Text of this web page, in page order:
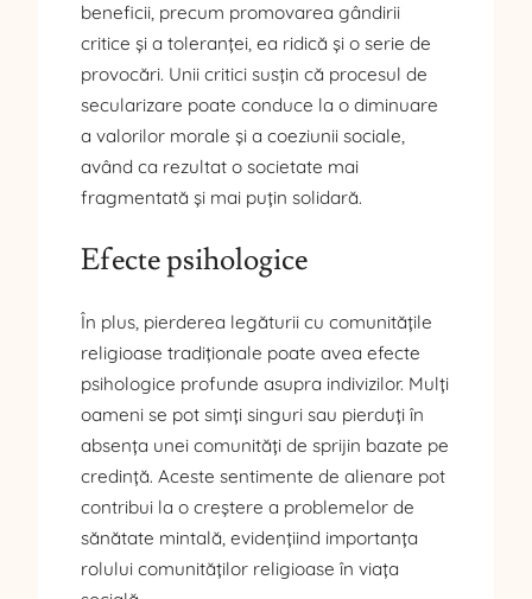
beneficii, precum promovarea gândirii
critice și a toleranței, ea ridică și o serie de
provocări. Unii critici susțin că procesul de
secularizare poate conduce la o diminuare
a valorilor morale și a coeziunii sociale,
având ca rezultat o societate mai
fragmentată și mai puțin solidară.
Efecte psihologice
În plus, pierderea legăturii cu comunitățile
religioase tradiționale poate avea efecte
psihologice profunde asupra indivizilor. Mulți
oameni se pot simți singuri sau pierduți în
absența unei comunități de sprijin bazate pe
credință. Aceste sentimente de alienare pot
contribui la o creștere a problemelor de
sănătate mintală, evidențiind importanța
rolului comunităților religioase în viața